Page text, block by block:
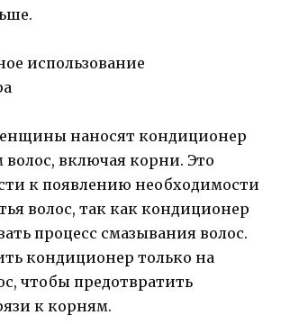
использование
наносят кондиционер
волос, включая корни. Это
к появлению необходимости
волос, так как кондиционер
процесс смазывания волос.
кондиционер только на
чтобы предотвратить
к корням.